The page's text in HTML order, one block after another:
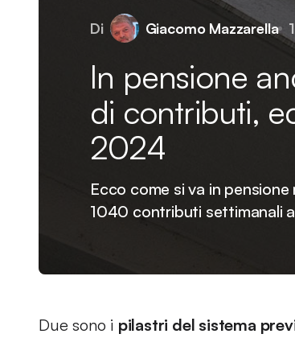
Di Giacomo Mazzarella
In pensione
di contributi,
2024
Ecco come si va in
1040 contributi settimanali
Due sono i pilastri del sistema